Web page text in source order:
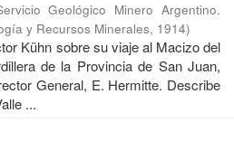
Geológico Minero Argentino.
y Recursos Minerales, 1914)
Kühn sobre su viaje al Macizo del
de la Provincia de San Juan,
General, E. Hermitte. Describe
...